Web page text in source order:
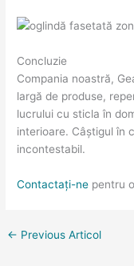
Concluzie
Compania noastră,
largă de produse,
lucrului cu sticla în
interioare. Câștigul în
incontestabil.
Contactați-ne pentru
← Previous Articol